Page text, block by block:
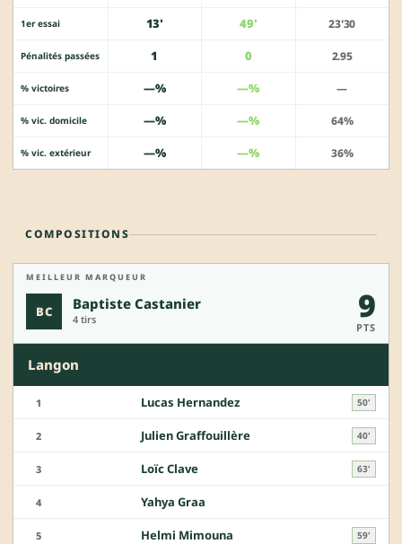
1er essai 13' 49' 23'30
Pénalités passées 1 0 2.95
% victoires —% —% —
% vic. domicile —% —% 64%
% vic. extérieur —% —% 36%
COMPOSITIONS
MEILLEUR MARQUEUR
BC Baptiste Castanier
4 tirs 9
PTS
Langon
1 Lucas Hernandez 50'
2 Julien Graffouillère 40'
3 Loïc Clave 63'
4 Yahya Graa
5 Helmi Mimouna 59'